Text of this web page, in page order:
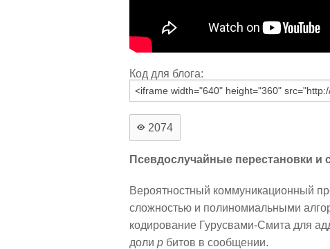
Код для блога:
2074
Псевдослучайные перестановки и
Вероятностный коммуникационный
сложностью и полиномиальными
кодирование Гурусвами-Смита для
доли p битов в сообщении.